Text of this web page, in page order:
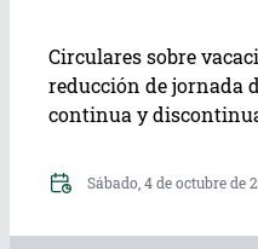
Circulares sobre
reducción de jornada
continua y
Sábado, 4 de octubre de